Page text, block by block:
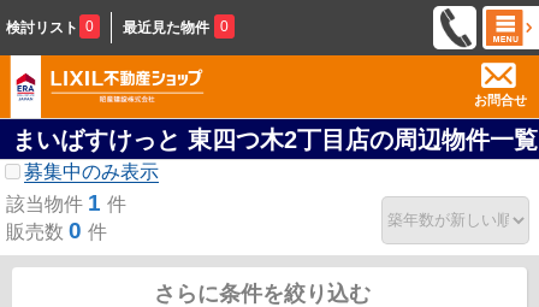
検討リスト 0 最近見た物件 0
お問合せ
まいばすけっと 東四つ木2丁目店の周辺物件一覧
募集中のみ表示
該当物件 1 件
販売数 0 件
さらに条件を絞り込む